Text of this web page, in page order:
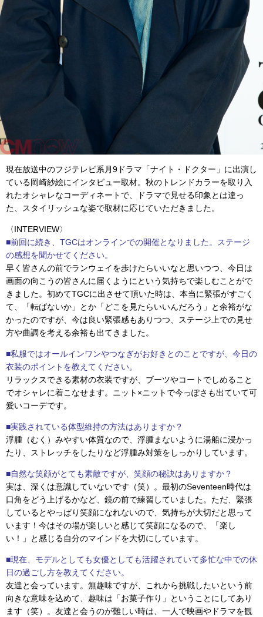
現在放送中のフジテレビ系月9ドラマ「ナイト・ドクター」に出演し
ている岡崎紗絵にインタビュー取材。秋のトレンドカラーを取り入
れたオシャレなコーディネートで、ドラマで見せる印象とは違っ
た、スタイリッシュな姿で取材に応じていただきました。
〈INTERVIEW〉
■前回に続き、TGCはオンラインでの開催となりました。ステージ
の感想を聞かせてください。
早く皆さんの前でランウェイを歩けたらいいなと思いつつ、今日は
画面の向こうの皆さんに届くようにという気持ちで楽しむことがで
きました。初めてTGCに出させて頂いた時は、本当に緊張がすごく
て、「転ばないか」とか「どこを見たらいいんだろう」と余裕がな
かったのですが、今は良い緊張感もありつつ、ステージ上での見せ
方や曲調を考える余裕も出てきました。
■私服ではオールインワンやつなぎがお好きとのことですが、今日の
衣装のポイントを教えてください。
リラックスできる素材の衣装ですが、ブーツやコートでしめること
でオシャレに着こなせます。ニット×ニットで今っぽさも出ていて可
愛いコーデです。
■実践されている体型維持の方法はありますか？
浮腫（むく）みやすい体質なので、浮腫まないように湯船に浸かっ
たり、ストレッチをしたりなど浮腫み対策をしっかりしています。
■自然な笑顔がとても素敵ですが、笑顔の秘訣はありますか？
実は、深くは意識していないです（笑）。最初のSeventeen時代は
口角をどう上げるかなど、鏡の前で練習していました。ただ、緊張
しているとやっぱり笑顔になれないので、気持ちが大切だと思って
います！今はその場が楽しいと感じて笑顔になるので、「楽し
い！」と感じる自分のマインドを大切にしています。
■現在、モデルとしても女優としても活躍されていて多忙な中での休
日の過ごし方を教えてください。
友達と会っています。無趣味ですが、これから挑戦したいという前
向きな意味を込めて、趣味は「お菓子作り」ということにしてあり
ます（笑）。友達と会うのが難しい時は、一人で映画やドラマを観